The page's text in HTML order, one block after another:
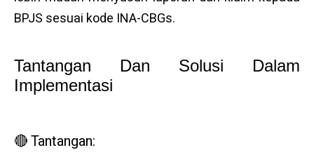
BPJS sesuai kode INA-CBGs.
Tantangan Dan Solusi Dalam
Implementasi
🔴 Tantangan: